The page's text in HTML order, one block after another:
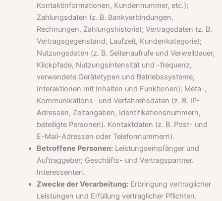
Kontaktinformationen, Kundennummer, etc.);
Zahlungsdaten (z. B. Bankverbindungen,
Rechnungen, Zahlungshistorie); Vertragsdaten (z. B.
Vertragsgegenstand, Laufzeit, Kundenkategorie);
Nutzungsdaten (z. B. Seitenaufrufe und Verweildauer,
Klickpfade, Nutzungsintensität und -frequenz,
verwendete Gerätetypen und Betriebssysteme,
Interaktionen mit Inhalten und Funktionen); Meta-,
Kommunikations- und Verfahrensdaten (z. B. IP-
Adressen, Zeitangaben, Identifikationsnummern,
beteiligte Personen). Kontaktdaten (z. B. Post- und
E-Mail-Adressen oder Telefonnummern).
Betroffene Personen:Leistungsempfänger und
Auftraggeber; Geschäfts- und Vertragspartner.
Interessenten.
Zwecke der Verarbeitung:Erbringung vertraglicher
Leistungen und Erfüllung vertraglicher Pflichten.